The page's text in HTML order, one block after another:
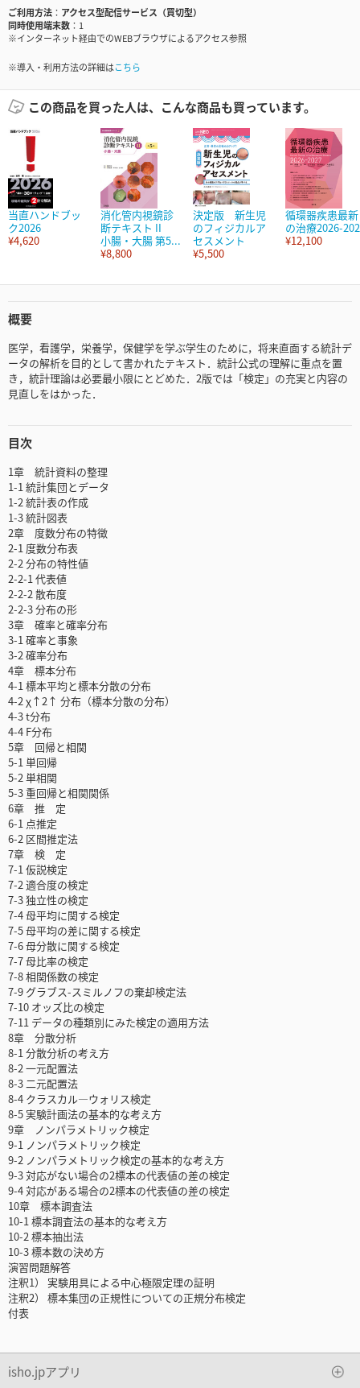
ご利用方法
アクセス型配信サービス（買切型）
同時使用端末数
1
※インターネット経由でのWEBブラウザによるアクセス参照
※導入・利用方法の詳細はこちら
この商品を買った人は、こんな商品も買っています。
当直ハンドブッ
ク2026
¥4,620
消化管内視鏡診
断テキスト II
小腸・大腸 第5...
¥8,800
決定版 新生児
のフィジカルア
セスメント
¥5,500
循環器疾患最新
の治療2026-
¥12,100
概要
医学，看護学，栄養学，保健学を学ぶ学生のために，将来直面する統計デ
ータの解析を目的として書かれたテキスト．統計公式の理解に重点を置
き，統計理論は必要最小限にとどめた．2版では「検定」の充実と内容の
見直しをはかった．
目次
1章 統計資料の整理
1-1 統計集団とデータ
1-2 統計表の作成
1-3 統計図表
2章 度数分布の特徴
2-1 度数分布表
2-2 分布の特性値
2-2-1 代表値
2-2-2 散布度
2-2-3 分布の形
3章 確率と確率分布
3-1 確率と事象
3-2 確率分布
4章 標本分布
4-1 標本平均と標本分散の分布
4-2 χ↑2↑ 分布（標本分散の分布）
4-3 t分布
4-4 F分布
5章 回帰と相関
5-1 単回帰
5-2 単相関
5-3 重回帰と相関関係
6章 推 定
6-1 点推定
6-2 区間推定法
7章 検 定
7-1 仮説検定
7-2 適合度の検定
7-3 独立性の検定
7-4 母平均に関する検定
7-5 母平均の差に関する検定
7-6 母分散に関する検定
7-7 母比率の検定
7-8 相関係数の検定
7-9 グラブス-スミルノフの棄却検定法
7-10 オッズ比の検定
7-11 データの種類別にみた検定の適用方法
8章 分散分析
8-1 分散分析の考え方
8-2 一元配置法
8-3 二元配置法
8-4 クラスカル―ウォリス検定
8-5 実験計画法の基本的な考え方
9章 ノンパラメトリック検定
9-1 ノンパラメトリック検定
9-2 ノンパラメトリック検定の基本的な考え方
9-3 対応がない場合の2標本の代表値の差の検定
9-4 対応がある場合の2標本の代表値の差の検定
10章 標本調査法
10-1 標本調査法の基本的な考え方
10-2 標本抽出法
10-3 標本数の決め方
演習問題解答
注釈1） 実験用具による中心極限定理の証明
注釈2） 標本集団の正規性についての正規分布検定
付表
isho.jpアプリ